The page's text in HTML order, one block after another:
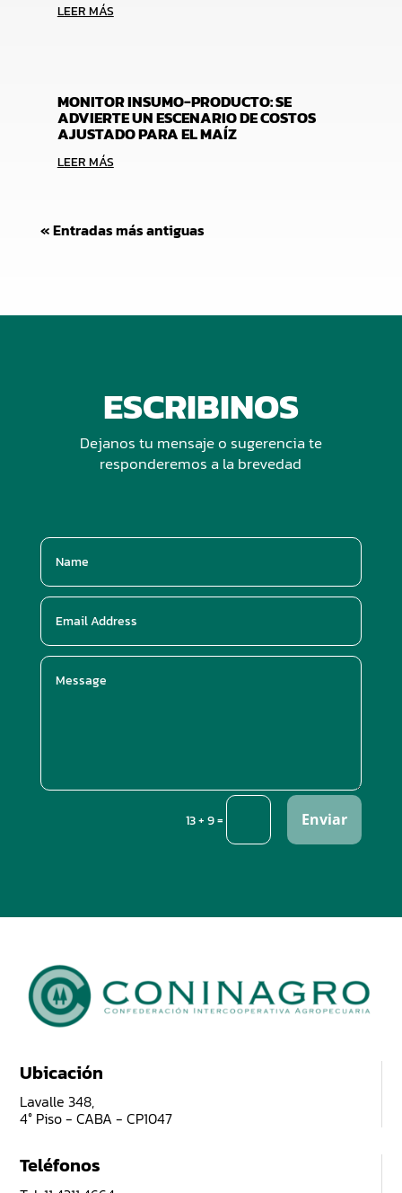
LEER MÁS
MONITOR INSUMO-PRODUCTO: SE
ADVIERTE UN ESCENARIO DE COSTOS
AJUSTADO PARA EL MAÍZ
LEER MÁS
« Entradas más antiguas
ESCRIBINOS
Dejanos tu mensaje o sugerencia te
responderemos a la brevedad
13 + 9= Enviar
Ubicación
Lavalle 348,
4° Piso - CABA - CP1047
Teléfonos